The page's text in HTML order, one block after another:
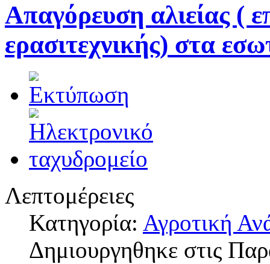
Απαγόρευση αλιείας (
ερασιτεχνικής) στα
Λεπτομέρειες
Κατηγορία: Αγροτική
Δημιουργηθηκε στις